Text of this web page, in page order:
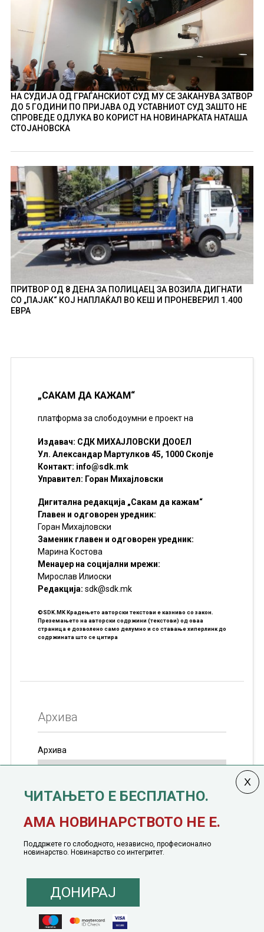
НА СУДИЈА ОД ГРАЃАНСКИОТ СУД МУ СЕ ЗАКАНУВА ЗАТВОР
ДО 5 ГОДИНИ ПО ПРИЈАВА ОД УСТАВНИОТ СУД ЗАШТО НЕ
СПРОВЕДЕ ОДЛУКА ВО КОРИСТ НА НОВИНАРКАТА НАТАША
СТОЈАНОВСКА
ПРИТВОР ОД 8 ДЕНА ЗА ПОЛИЦАЕЦ ЗА ВОЗИЛА ДИГНАТИ
СО „ПАЈАК“ КОЈ НАПЛАЌАЛ ВО КЕШ И ПРОНЕВЕРИЛ 1.400
ЕВРА
„САКАМ ДА КАЖАМ“
платформа за слободоумни е проект на
Издавач: СДК МИХАЈЛОВСКИ ДООЕЛ
Ул. Александар Мартулков 45, 1000 Скопје
Контакт: info@sdk.mk
Управител: Горан Михајловски
Дигитална редакција „Сакам да кажам“
Главен и одговорен уредник:
Горан Михајловски
Заменик главен и одговорен уредник:
Марина Костова
Менаџер на социјални мрежи:
Мирослав Илиоски
Редакцијa: sdk@sdk.mk
©SDK.MK Крадењето авторски текстови е казниво со закон.
Преземањето на авторски содржини (текстови) од оваа
страница е дозволено само делумно и со ставање хиперлинк до
содржината што се цитира
Архива
Архива
јануари, 1991 година
© 2016 - 2026 Сакам Да Кажам. Сите права задржани |
Понуда за политичко рекламирање
Политика на инклузија
Кодекс на однесување
ЧИТАЊЕТО Е БЕСПЛАТНО.
АМА НОВИНАРСТВОТО НЕ Е.
Поддржете го слободното, независно, професионално
новинарство. Новинарство со интегритет.
ДОНИРАЈ